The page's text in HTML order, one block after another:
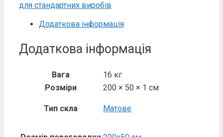
для стандартних виробів
Додаткова інформація
Додаткова інформація
Вага
16 кг
Розміри
200 × 50 × 1 см
Тип скла Матове